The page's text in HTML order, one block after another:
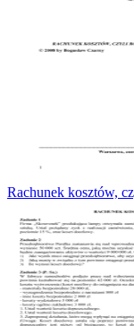
Rachunek kosztów,